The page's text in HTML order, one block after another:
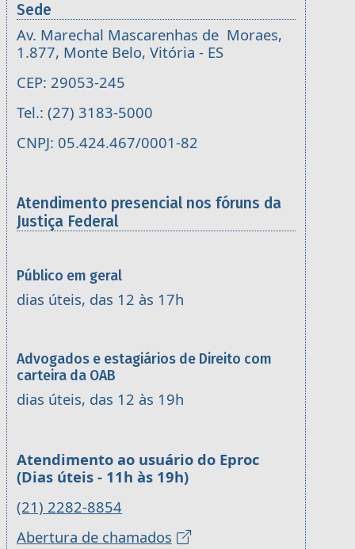
Sede
Av. Marechal Mascarenhas de Moraes,
1.877, Monte Belo, Vitória - ES
CEP: 29053-245
Tel.: (27) 3183-5000
CNPJ: 05.424.467/0001-82
Atendimento presencial nos fóruns da
Justiça Federal
Público em geral
dias úteis, das 12 às 17h
Advogados e estagiários de Direito com
carteira da OAB
dias úteis, das 12 às 19h
Atendimento ao usuário do Eproc
(Dias úteis - 11h às 19h)
(21) 2282-8854
Abertura de chamados